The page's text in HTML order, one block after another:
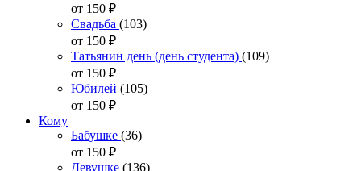
от 150 ₽
Свадьба (103)
от 150 ₽
Татьянин день (день студента) (109)
от 150 ₽
Юбилей (105)
от 150 ₽
Кому
Бабушке (36)
от 150 ₽
Девушке (136)